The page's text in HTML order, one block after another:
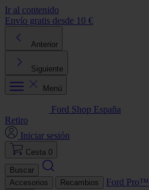
Ir al contenido
Envío gratis desde 10 €
Anterior
Siguiente
Menú
Ford Shop España
Retiro
Iniciar sesión
Cesta 0
Buscar
Accesorios
Recambios Ford Pro™